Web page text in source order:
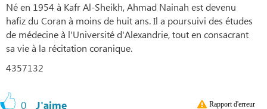
Né en 1954 à Kafr Al-Sheikh, Ahmad Nainah est devenu
hafiz du Coran à moins de huit ans. Il a poursuivi des études
de médecine à l'Université d'Alexandrie, tout en consacrant
sa vie à la récitation coranique.
4357132
0 J'aime Rapport d'erreur